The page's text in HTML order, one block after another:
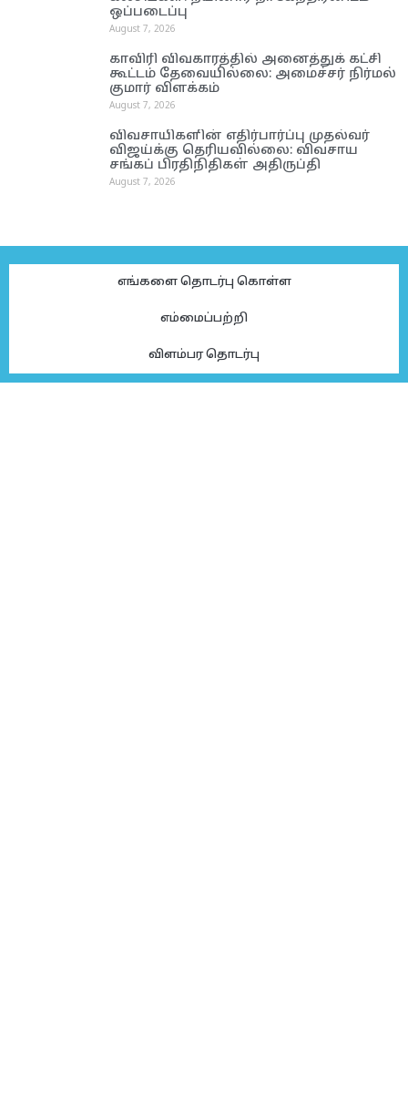
ஒப்படைப்பு
August 7, 2026
காவிரி விவகாரத்தில் அனைத்துக் கட்சி
கூட்டம் தேவையில்லை: அமைச்சர் நிர்மல்
குமார் விளக்கம்
August 7, 2026
விவசாயிகளின் எதிர்பார்ப்பு முதல்வர்
விஜய்க்கு தெரியவில்லை: விவசாய
சங்கப் பிரதிநிதிகள் அதிருப்தி
August 7, 2026
எங்களை தொடர்பு கொள்ள
எம்மைப்பற்றி
விளம்பர தொடர்பு